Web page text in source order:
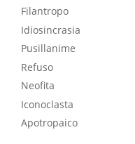
Filantropo
Idiosincrasia
Pusillanime
Refuso
Neofita
Iconoclasta
Apotropaico